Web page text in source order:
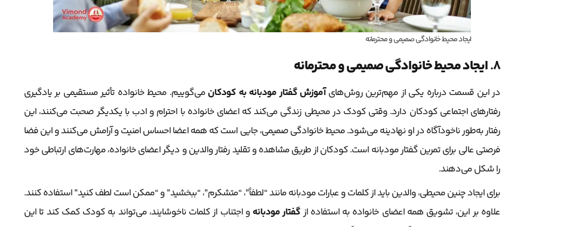
ایجاد محیط خانوادگی صمیمی و محترمانه
8. ایجاد محیط خانوادگی صمیمی و محترمانه
در این قسمت درباره یکی از مهم‌ترین روش‌هایآموزش گفتار مودبانه به کودکانمی‌گوییم. محیط خانواده تأثیر مستقیمی بر یادگیری
رفتارهای اجتماعی کودکان دارد. وقتی کودک در محیطی زندگی می‌کند که اعضای خانواده با احترام و ادب با یکدیگر صحبت می‌کنند، این
رفتار به‌طور ناخودآگاه در او نهادینه می‌شود. محیط خانوادگی صمیمی، جایی است که همه اعضا احساس امنیت و آرامش می‌کنند و این فضا
فرصتی عالی برای تمرین گفتار مودبانه است. کودکان از طریق مشاهده و تقلید رفتار والدین و دیگر اعضای خانواده، مهارت‌های ارتباطی خود
را شکل می‌دهند.
برای ایجاد چنین محیطی، والدین باید از کلمات و عبارات مودبانه مانند “لطفاً”، “متشکرم”، “ببخشید” و “ممکن است لطف کنید” استفاده کنند.
علاوه بر این، تشویق همه اعضای خانواده به استفاده ازگفتار مودبانه و اجتناب از کلمات ناخوشایند، می‌تواند به کودک کمک کند تا این